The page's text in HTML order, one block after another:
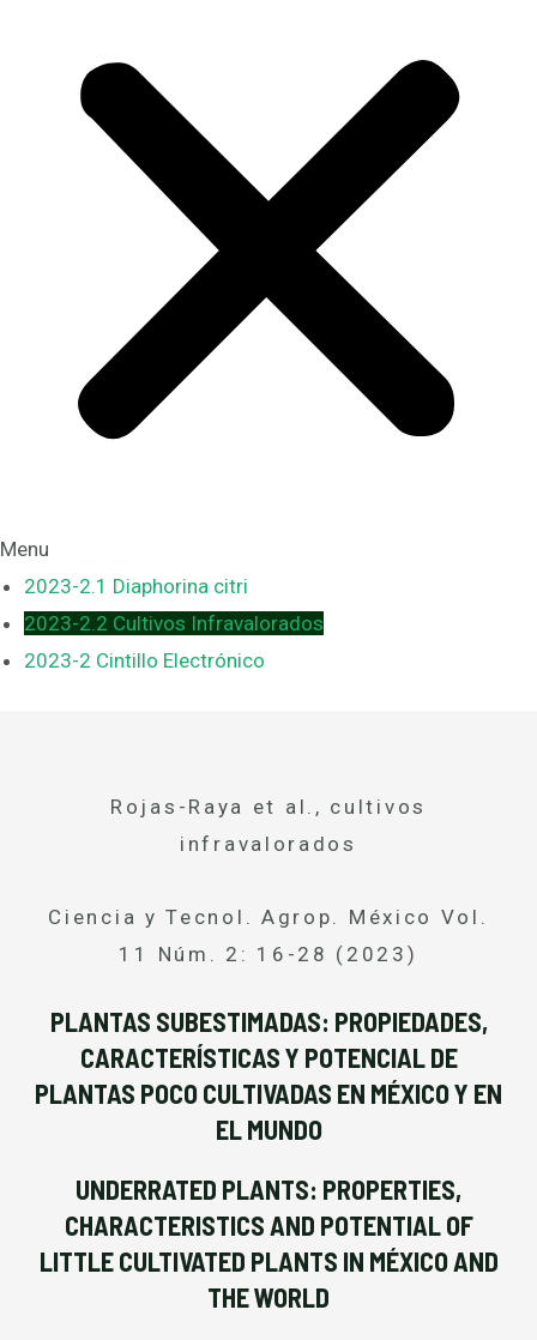
Menu
2023-2.1 Diaphorina citri
2023-2.2 Cultivos Infravalorados
2023-2 Cintillo Electrónico
Rojas-Raya et al., cultivos
infravalorados
Ciencia y Tecnol. Agrop. México Vol.
11 Núm. 2: 16-28 (2023)
PLANTAS SUBESTIMADAS: PROPIEDADES,
CARACTERÍSTICAS Y POTENCIAL DE
PLANTAS POCO CULTIVADAS EN MÉXICO Y EN
EL MUNDO
UNDERRATED PLANTS: PROPERTIES,
CHARACTERISTICS AND POTENTIAL OF
LITTLE CULTIVATED PLANTS IN MÉXICO AND
THE WORLD